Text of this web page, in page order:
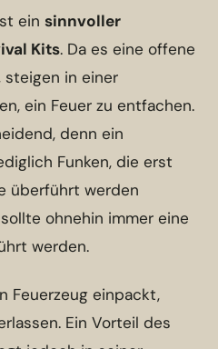
einsinnvoller
Kits. Da es eine offene
steigen in einer
ein Feuer zu entfachen.
denn ein
Funken, die erst
überführt werden
ohnehin immer eine
werden.
Feuerzeug einpackt,
Ein Vorteil des